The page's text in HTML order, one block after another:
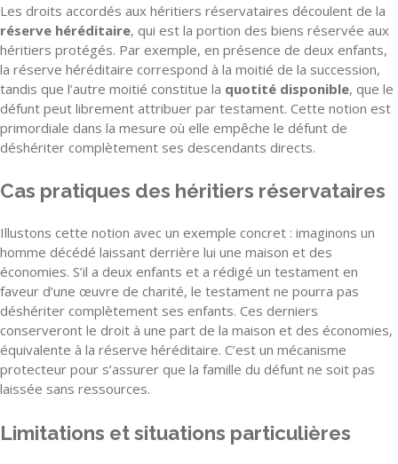
Les droits accordés aux héritiers réservataires découlent de la
réserve héréditaire, qui est la portion des biens réservée aux
héritiers protégés. Par exemple, en présence de deux enfants,
la réserve héréditaire correspond à la moitié de la succession,
tandis que l’autre moitié constitue la quotité disponible, que le
défunt peut librement attribuer par testament. Cette notion est
primordiale dans la mesure où elle empêche le défunt de
déshériter complètement ses descendants directs.
Cas pratiques des héritiers réservataires
Illustons cette notion avec un exemple concret : imaginons un
homme décédé laissant derrière lui une maison et des
économies. S’il a deux enfants et a rédigé un testament en
faveur d’une œuvre de charité, le testament ne pourra pas
déshériter complètement ses enfants. Ces derniers
conserveront le droit à une part de la maison et des économies,
équivalente à la réserve héréditaire. C’est un mécanisme
protecteur pour s’assurer que la famille du défunt ne soit pas
laissée sans ressources.
Limitations et situations particulières